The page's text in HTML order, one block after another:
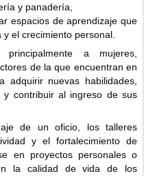
y panadería,
espacios de aprendizaje que
el crecimiento personal.
a mujeres,
de la que encuentran en
adquirir nuevas habilidades,
y contribuir al ingreso de sus
de un oficio, los talleres
y el fortalecimiento de
en proyectos personales o
la calidad de vida de los